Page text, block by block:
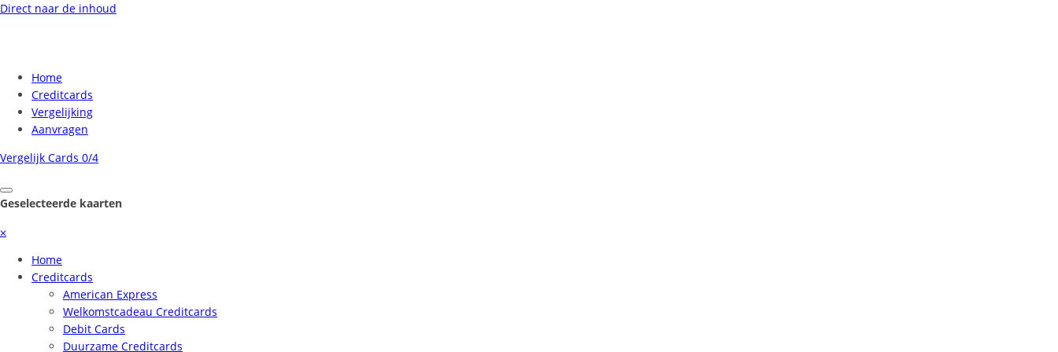
Direct naar de inhoud
Home
Creditcards
Vergelijking
Aanvragen
Vergelijk Cards 0/4
Geselecteerde kaarten
⨉
Home
Creditcards
American Express
Welkomstcadeau Creditcards
Debit Cards
Duurzame Creditcards